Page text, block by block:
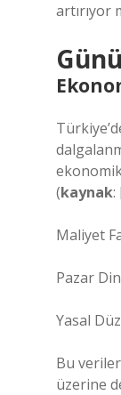
artırıyor
(kaynak:
Maliyet
Pazar
Yasal
Bu
üzerine